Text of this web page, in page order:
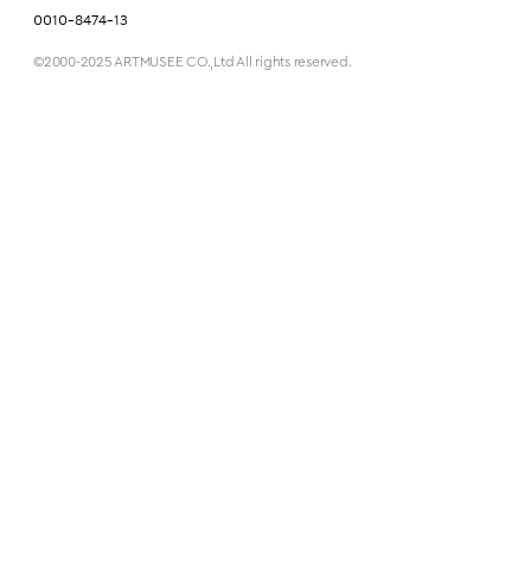
0010-8474-13
©2000-2025 ARTMUSEE CO.,Ltd All rights reserved.